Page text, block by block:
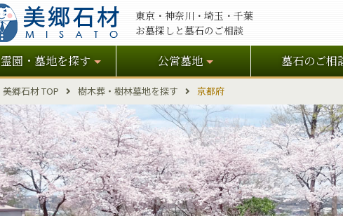
東京・神奈川・埼玉・千葉
お墓探しと墓石のご相談
霊園・墓地を探す 公営墓地 墓石のご相
美郷石材 TOP 樹木葬・樹林墓地を探す 京都府